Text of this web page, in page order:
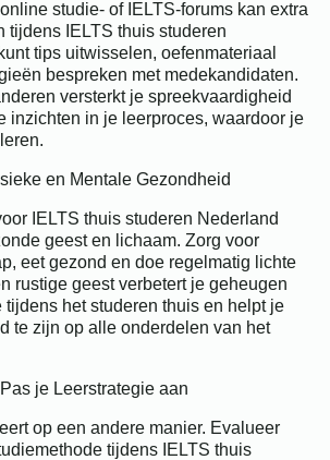
studie- of IELTS-forums kan extra
tijdens IELTS thuis studeren
tips uitwisselen, oefenmateriaal
bespreken met medekandidaten.
versterkt je spreekvaardigheid
inzichten in je leerproces, waardoor je
en Mentale Gezondheid
IELTS thuis studeren Nederland
geest en lichaam. Zorg voor
eet gezond en doe regelmatig lichte
rustige geest verbetert je geheugen
tijdens het studeren thuis en helpt je
te zijn op alle onderdelen van het
je Leerstrategie aan
op een andere manier. Evalueer
tijdens IELTS thuis